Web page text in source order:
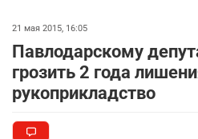
21 мая 2015, 16:05
Павлодарскому
грозить 2 года
рукоприкладство